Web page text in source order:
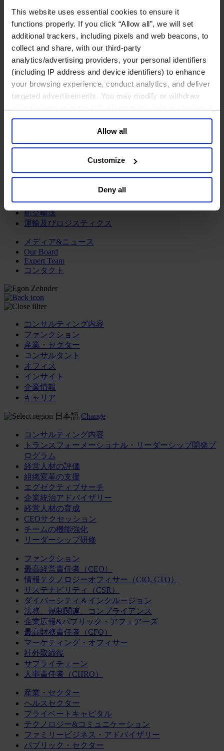
This website uses essential cookies to ensure it
functions properly. If you click “Allow all”, we will set
additional trackers, including pixels and web beacons, to
collect and share, with our third-party
analytics/advertising providers, your personal identifiers
(including IP address and device identifiers) to enhance
your browsing experience, conduct analytics, and deliver
targeted advertisements. You may modify or withdraw
your data for targeted advertising, by clicking “Do Not
Sell or Share My Personal Information” in the footer of
the website. You must opt-out of each device and each
browser. For additional information and retention terms
general collection and use of personal information see
Allow all
Customize
Deny all
金融サービス
アセットマネジメント
インフラ事業
ウェルスマネジメント
デジタル資産、暗号資産、Web3
プライベート・エクイティ
リスクマネジメント
保険
投資銀行及びマーケット
金融テクノロジー（フィンテック）
サービス
ビジネスサービス
プロフェッショナルサービス
ホスピタリティ、旅行・レジャー
不動産
航空輸送
運輸及びロジスティクス
メディア&ニュース
Our Board
Expert Team
コンタクト
コンサルティング内容
ファンクション
産業・セクター
コンサルタント
オフィス
インサイト
企業情報
キャリア
日本語 Change
コンサルティング内容
トランスフォーメーショナル・リーダーシップ開発プ
ログラム
経営人材の評価
組織変革の支援
エグゼクティブサーチ
企業統治アドバイザリー
経営人材の育成
CEOサクセッション
チームの機能強化
リーダーシップ研修
ファンクション
最高経営責任者（CEO）
情報テクノロジーオフィサー（CIO, CTO）
サステナビリティ（CSR）
ダイバーシティ＆インクルージョン
法務、規制関連、コンプライアンス
企業広報&パブリック・アフェアーズ
最高財務責任者（CFO）
マーケティング・オフィサー
社外取締役
サプライチェーン
人事責任者（CHRO）
産業・セクター
ヘルスセクター
プライベートキャピタル
テクノロジー&コミュニケーション
ファミリービジネス・アドバイザリー
パブリック・セクター